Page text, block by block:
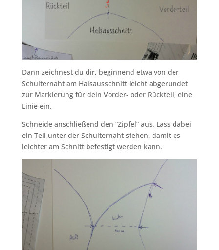
Dann zeichnest du dir, beginnend etwa von der
Schulternaht am Halsausschnitt leicht abgerundet
zur Markierung für dein Vorder- oder Rückteil, eine
Linie ein.
Schneide anschließend den “Zipfel” aus. Lass dabei
ein Teil unter der Schulternaht stehen, damit es
leichter am Schnitt befestigt werden kann.